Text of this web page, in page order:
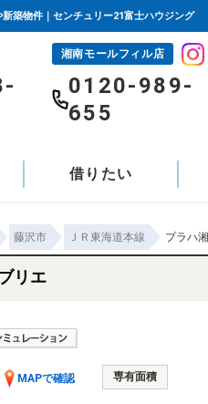
築物件｜センチュリー21富士ハウジング
湘南モールフィル店
0120-989-
655
借りたい
藤沢市 ＪＲ東海道本線 プラハ
リエ
MAPで確認
専有面積